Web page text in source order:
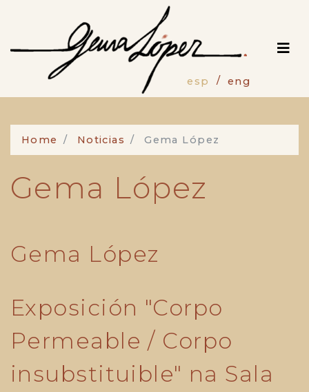
principal
esp eng
Home Noticias Gema López
Gema López
Gema López
Exposición "Corpo
Permeable / Corpo
insubstituible" na Sala